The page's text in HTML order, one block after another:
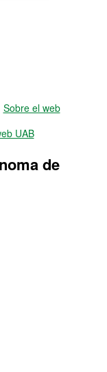
Sobre el web
UAB
de